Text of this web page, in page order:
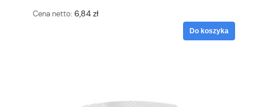
Cena netto: 6,84 zł
Do koszyka